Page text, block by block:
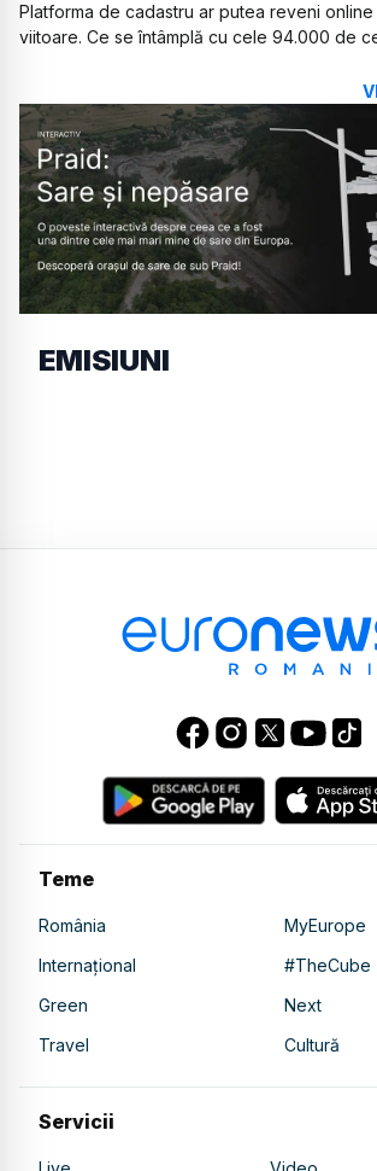
Platforma de cadastru ar putea reveni online
viitoare. Ce se întâmplă cu cele 94.000 de
EMISIUNI
Teme
România
MyEurope
Internațional
#TheCube
Green
Next
Travel
Cultură
Servicii